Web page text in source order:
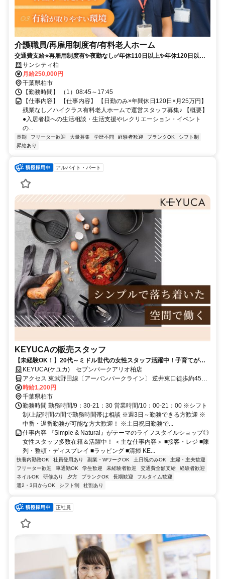
介護職員/再雇用制度有/有料老人ホーム
交通費支給⭐️再雇用制度有✨夜勤なし✅️年休110日以上✨年休120日以上
⭕️担当者オススメ✨残業なし❗️経験者優遇⭐️車通勤ＯＫ✊️駅チカ
サンシティ柏
月給250,000円
千葉県柏市
【勤務時間】 （1）08:45～17:45
【仕事内容】 【仕事内容】 【日勤のみ×年間休日120日×月25万円】
残業なし／ハイクラス有料老人ホームで運営スタッフ募集♪ 【概要】
●入居者様への生活相談・生活支援やレクリエーション・イベント
の...
長期 フリーター歓迎 大量募集 学歴不問 経験者歓迎 ブランクOK
シフト制
昇給あり
アルバイト・パート
KEYUCAの販売スタッフ
【未経験OK！】20代～ミドル世代の女性スタッフ活躍中！子育てが一
段落した主婦の方にも♪
KEYUCA(ケユカ) セブンパークアリオ柏店
アクセス 東武野田線〔アーバンパークライン〕 逆井東口徒歩約45
分、東武野田線〔アーバンパークライン〕 高柳西口徒歩約46分、東
武野田線〔アーバンパークライン〕 増尾東口徒歩約52分
時給1,200円
千葉県柏市
勤務時間 勤務時間/9：30-21：30 営業時間/10：00-21：00 ※シフト
制/上記時間の間で勤務時間帯は相談 ※週3日～勤務できる方歓迎 ※
中番・遅番勤務が可能な方大歓迎！ ※土日祝日勤務で...
仕事内容 『Simple & Natural』がテーマのライフスタイルショップ◎
女性スタッフ多数在籍＆活躍中！ ＜主な仕事内容＞ ■接客・レジ ■陳
列・整頓・ディスプレイ ■ラッピング ■清掃 KE...
扶養内勤務OK 社員登用あり 副業・WワークOK 土日祝のみOK
主婦・主夫歓迎
フリーター歓迎
車通勤OK 学生歓迎 未経験者歓迎 交通費全額支給
経験者歓迎
ネイルOK
研修あり 夕方 ブランクOK 長期歓迎
フルタイム歓迎
週2・3日からOK
シフト制 社割あり
正社員